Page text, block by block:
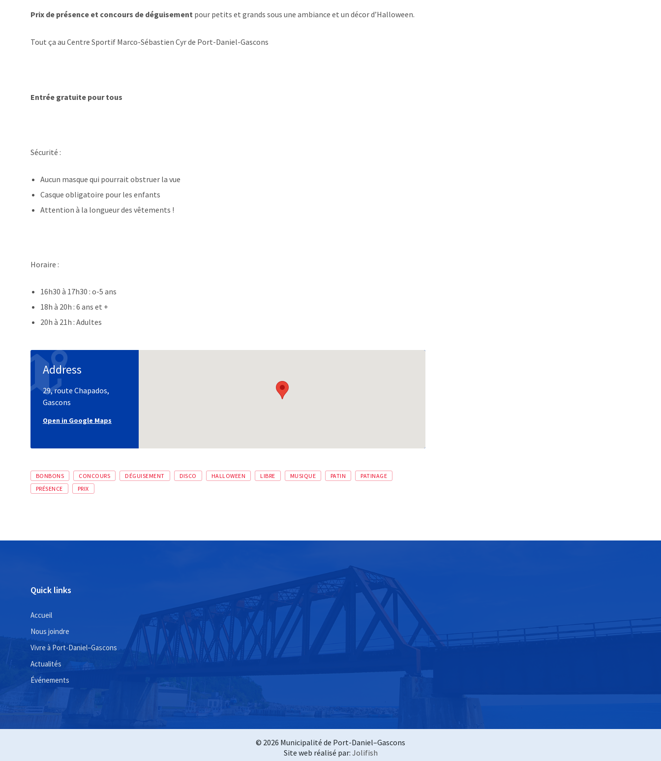
Prix de présence et concours de déguisement pour petits et grands sous une ambiance et un décor d’Halloween.
Tout ça au Centre Sportif Marco-Sébastien Cyr de Port-Daniel-Gascons
Entrée gratuite pour tous
Sécurité :
Aucun masque qui pourrait obstruer la vue
Casque obligatoire pour les enfants
Attention à la longueur des vêtements !
Horaire :
16h30 à 17h30 : o-5 ans
18h à 20h : 6 ans et +
20h à 21h : Adultes
Address
29, route Chapados,
Gascons
Open in Google Maps
BONBONS CONCOURS DÉGUISEMENT DISCO HALLOWEEN LIBRE MUSIQUE PATIN
PATINAGE
PRÉSENCE
PRIX
Quick links
Accueil
Nous joindre
Vivre à Port-Daniel–Gascons
Actualités
Événements
© 2026 Municipalité de Port-Daniel–Gascons
Site web réalisé par: Jolifish